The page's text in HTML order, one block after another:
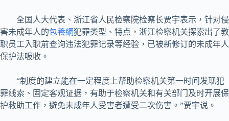
全国人大代表、浙江省人民检察院检察长贾宇表示，针对侵
害未成年人的包養網犯罪类型、特点，浙江检察机关探索出了教
职员工入职前查询违法犯罪记录等经验，已被新修订的未成年人
保护法吸收。
“制度的建立能在一定程度上帮助检察机关第一时间发现犯
罪线索、固定客观证据，有助于检察机关和有关部门及时开展保
护救助工作，避免未成年人受害者遭受二次伤害。”贾宇说。